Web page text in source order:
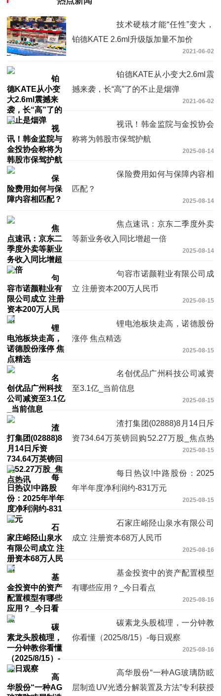
技术硬核才能“任性”变大，
铂德KATE 2.6ml升级版加量不加价
2021-06-02
铂德KATE从小变大2.6ml震
撼来袭，长“高”了的不止是烟弹
2021-06-02
视讯！韩金监院与金投协会
称将为韩股市保驾护航
2025-08-14
保险费用如何与保障内容相
匹配？
2025-08-14
焦点速讯：京东二季度外卖
等新业务收入同比增超一倍
2025-08-14
句容市诺颜鞋业有限公司成
立 注册资本200万人民币
2025-08-15
锂电池板块走高，诺德股份
涨停 焦点精选
2025-08-15
名创优品广州科技公司减资
至3.1亿_当前信息
2025-08-15
渣打集团(02888)8月14日斥
资734.64万英镑回购52.27万股_焦点热
2025-08-15
每日热议!中路股份：2025
年半年度净利润约-831万元
2025-08-15
石家庄峪陉山泉水有限公司
成立 注册资本68万人民币
2025-08-16
基金投资中的资产配置模型
有哪些应用？_今日看点
2025-08-16
碳素龙头股梳理，一分钟教
你看懂（2025/8/15）-每日观察
2025-08-16
高华股份“一种AG玻璃防眩
层制造UV光透分解装置及方法”专利获授